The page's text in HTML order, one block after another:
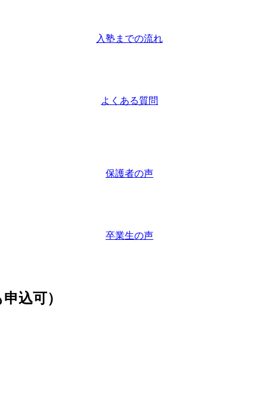
入塾までの流れ
よくある質問
保護者の声
卒業生の声
込可）